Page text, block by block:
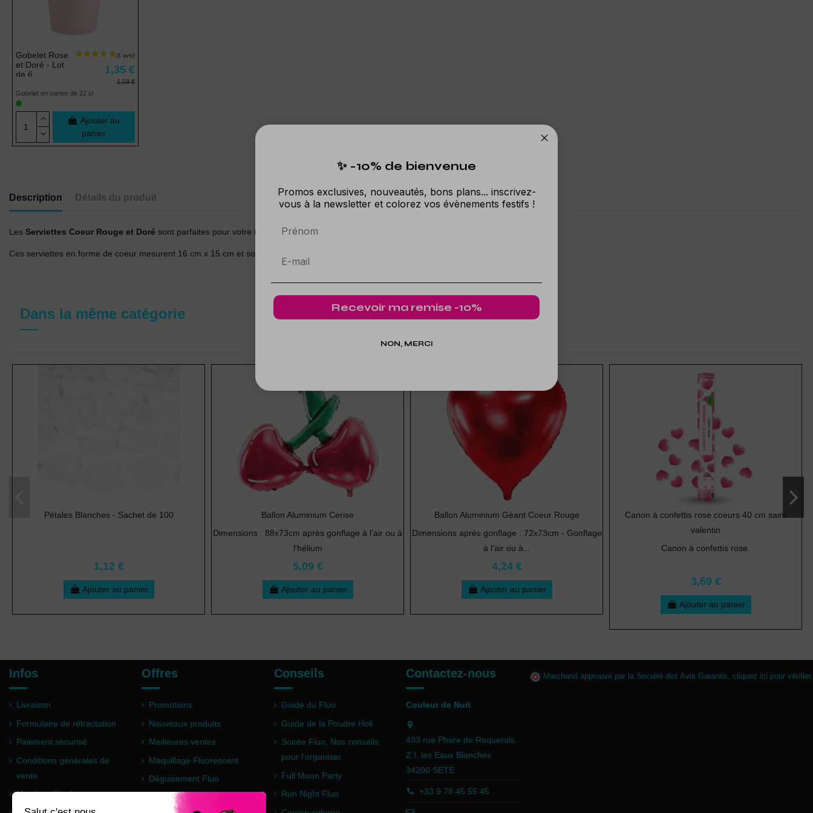
Gobelet Rose
et Doré - Lot
de 6
1,35 €
1,59 €
Gobelet en carton de 22 cl
Ajouter au
panier
Description Détails du produit
Les Serviettes Coeur Rouge et Doré sont parfaites pour votre table de la St Valentin.
Ces serviettes en forme de coeur mesurent 16 cm x 15 cm et sont vendues par lot de 20.
Dans la même catégorie
Pétales Blanches - Sachet de 100
1,12 €
Ajouter au panier
Ballon Aluminium Cerise
Dimensions : 88x73cm après gonflage à l'air ou à
l'hélium
5,09 €
Ajouter au panier
Ballon Aluminium Géant Coeur Rouge
Dimensions après gonflage : 72x73cm - Gonflage
à l'air ou à...
4,24 €
Ajouter au panier
Canon à confettis rose coeurs 40 cm saint
valentin
Canon à confettis rose.
3,69 €
Ajouter au panier
Infos
Livraison
Formulaire de rétractation
Paiement sécurisé
Conditions générales de
vente
Mentions légales
Offres
Promotions
Nouveaux produits
Meilleures ventes
Maquillage Fluorescent
Déguisement Fluo
Poudre Holi
Conseils
Guide du Fluo
Guide de la Poudre Holi
Soirée Fluo, Nos conseils
pour l'organiser
Full Moon Party
Run Night Fluo
Contactez-nous
Couleur de Nuit
433 rue Phare de Roquerols
Z.I. les Eaux Blanches
34200 SETE
+33 9 78 45 55 45
Marchand approuvé par la Société des Avis Garantis, cliquez ici pour vérifier.
✨ -10% de bienvenue
Promos exclusives, nouveautés, bons plans... inscrivez-
vous à la newsletter et colorez vos évènements festifs !
Prénom
Recevoir ma remise -10%
NON, MERCI